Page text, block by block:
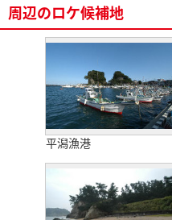
周辺のロケ候補地
平潟漁港